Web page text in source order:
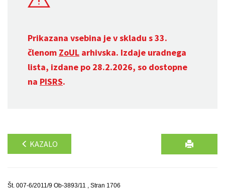
Prikazana vsebina je v skladu s 33.
členom ZoUL arhivska. Izdaje uradnega
lista, izdane po 28.2.2026, so dostopne
na PISRS.
KAZALO
Št. 007-6/2011/9 Ob-3893/11 , Stran 1706